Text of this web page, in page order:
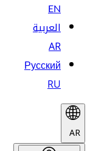
EN
العربية
AR
Русский
RU
AR